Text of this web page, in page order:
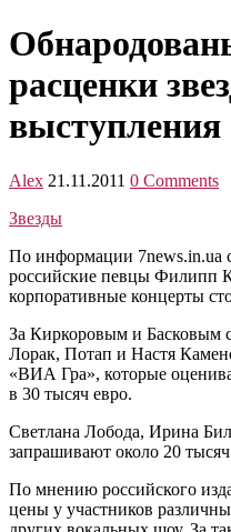
расценки
выступления
Alex 21.11.2011 0 Comments
Звезды
По информации 7news.in.ua
российские певцы Филипп
корпоративные концерты
За Киркоровым и Басковым
Лорак, Потап и Настя
«ВИА Гра», которые
в 30 тысяч евро.
Светлана Лобода, Ирина
запрашивают около 20
По мнению российского
цены у участников